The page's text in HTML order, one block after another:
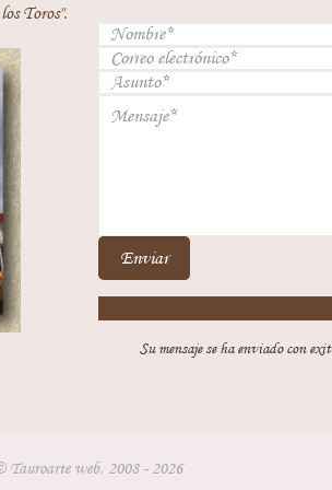
Toros".
Enviar
Su mensaje se ha enviado con
Tauroarte web, 2008 - 2026